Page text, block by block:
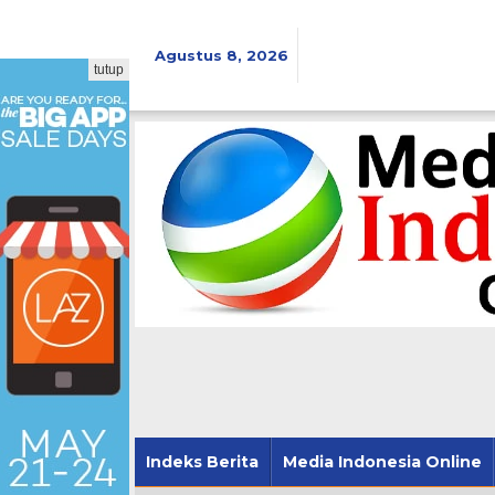
Agustus 8, 2026
Indeks Berita Media Indonesia Online
tutup